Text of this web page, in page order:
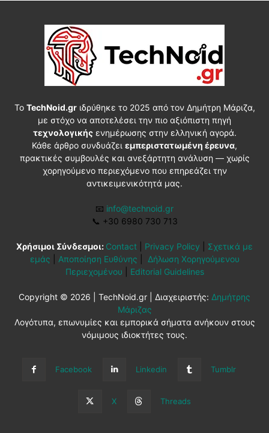
Το TechNoid.grιδρύθηκε το 2025 από τον Δημήτρη Μάριζα,
με στόχο να αποτελέσει την πιο αξιόπιστη πηγή
τεχνολογικήςενημέρωσης στην ελληνική αγορά.
Κάθε άρθρο συνδυάζει εμπεριστατωμένη έρευνα,
πρακτικές συμβουλές και ανεξάρτητη ανάλυση — χωρίς
χορηγούμενο περιεχόμενο που επηρεάζει την
αντικειμενικότητά μας.
📧 info@technoid.gr
📞 +30 6980 730 713
Χρήσιμοι Σύνδεσμοι: Contact Privacy Policy
Σχετικά με
εμάς
Αποποίηση Ευθύνης
Δήλωση Χορηγούμενου
Περιεχομένου
Editorial Guidelines
Copyright © 2026 | TechNoid.gr | Διαχειριστής: Δημήτρης
Μάριζας
Λογότυπα, επωνυμίες και εμπορικά σήματα ανήκουν στους
νόμιμους ιδιοκτήτες τους.
Facebook Linkedin Tumblr
X Threads